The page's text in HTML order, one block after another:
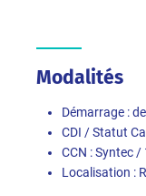
Modalités
Démarrage :
CDI / Statut
CCN : Syntec
Localisation :